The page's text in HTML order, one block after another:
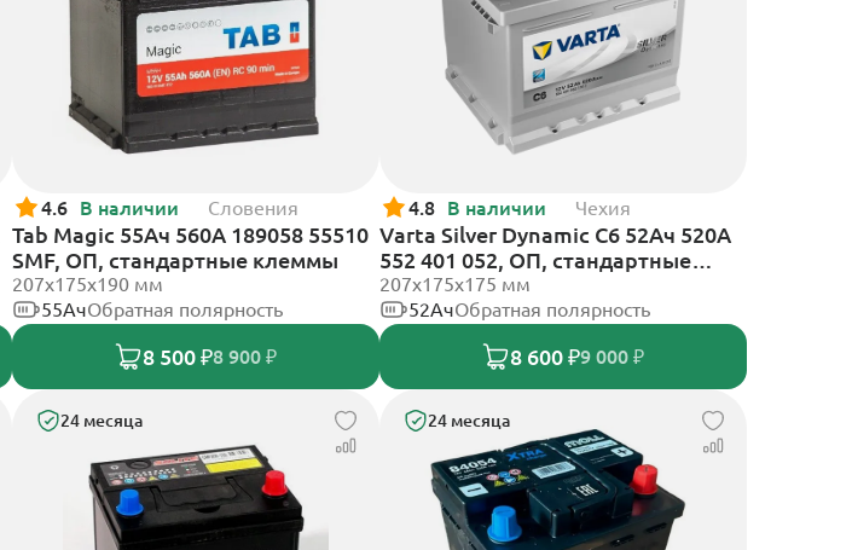
4.6 В наличии Словения
Tab Magic 55Ач 560А 189058 55510
SMF, ОП, стандартные клеммы
207x175x190 мм
55АчОбратная полярность
8 500 ₽8 900 ₽
4.8 В наличии Чехия
Varta Silver Dynamic C6 52Ач 520А
552 401 052, ОП, стандартные
клеммы
207х175х175 мм
52АчОбратная полярность
8 600 ₽9 000 ₽
24 месяца 24 месяца